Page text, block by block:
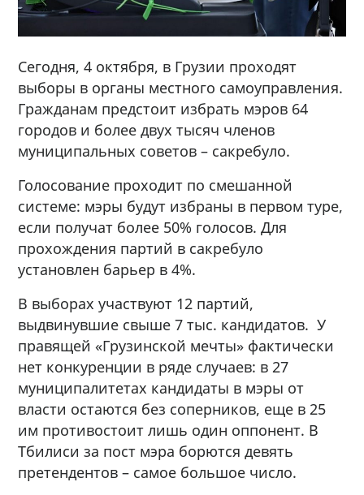
Сегодня, 4 октября, в Грузии проходят
выборы в органы местного самоуправления.
Гражданам предстоит избрать мэров 64
городов и более двух тысяч членов
муниципальных советов – сакребуло.
Голосование проходит по смешанной
системе: мэры будут избраны в первом туре,
если получат более 50% голосов. Для
прохождения партий в сакребуло
установлен барьер в 4%.
В выборах участвуют 12 партий,
выдвинувшие свыше 7 тыс. кандидатов. У
правящей «Грузинской мечты» фактически
нет конкуренции в ряде случаев: в 27
муниципалитетах кандидаты в мэры от
власти остаются без соперников, еще в 25
им противостоит лишь один оппонент. В
Тбилиси за пост мэра борются девять
претендентов – самое большое число.